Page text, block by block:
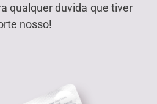
qualquer duvida que tiver
nosso!